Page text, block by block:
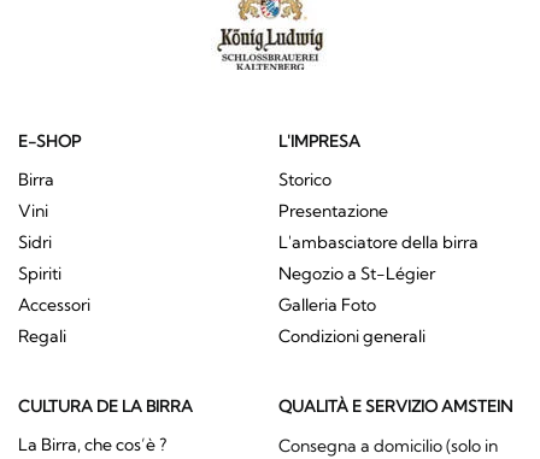
E-SHOP
Birra
Vini
Sidri
Spiriti
Accessori
Regali
L'IMPRESA
Storico
Presentazione
L'ambasciatore della birra
Negozio a St-Légier
Galleria Foto
Condizioni generali
CULTURA DE LA BIRRA
La Birra, che cos’è ?
QUALITÀ E SERVIZIO AMSTEIN
Consegna a domicilio (solo in